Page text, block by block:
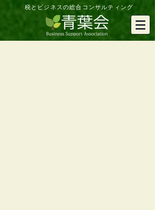
税とビジネスの総合コンサルティング